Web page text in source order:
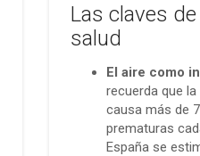
Las claves
salud
El aire como
recuerda que
causa más de
prematuras
España se